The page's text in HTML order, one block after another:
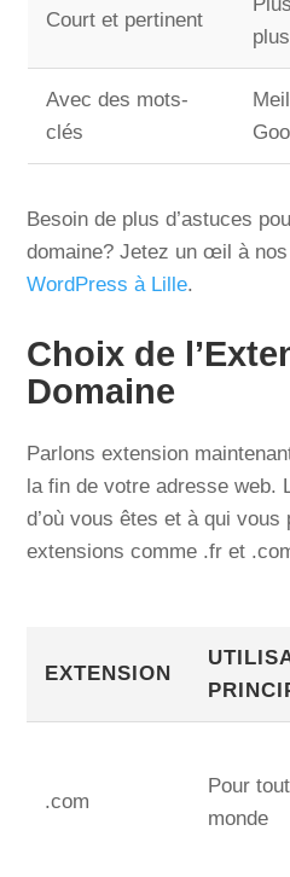
Court et pertinent
Avec des mots-
clés
Besoin de plus d’astuces
domaine? Jetez un œil à nos
WordPress à Lille.
Choix de
Domaine
Parlons extension
la fin de votre adresse web.
d’où vous êtes et à qui
extensions comme .fr et
EXTENSION
.com
Pour
monde